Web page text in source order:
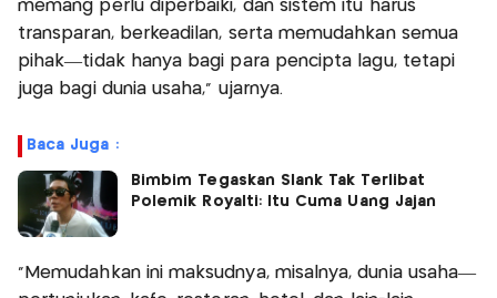
memang perlu diperbaiki, dan sistem itu harus
transparan, berkeadilan, serta memudahkan semua
pihak—tidak hanya bagi para pencipta lagu, tetapi
juga bagi dunia usaha," ujarnya.
Baca Juga :
Bimbim Tegaskan Slank Tak Terlibat
Polemik Royalti: Itu Cuma Uang Jajan
"Memudahkan ini maksudnya, misalnya, dunia usaha—